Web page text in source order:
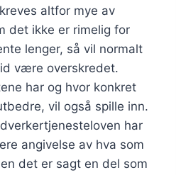
altfor mye av
det ikke er rimelig for
lenger, så vil normalt
være overskredet.
har og hvor konkret
vil også spille inn.
har
angivelse av hva som
det er sagt en del som